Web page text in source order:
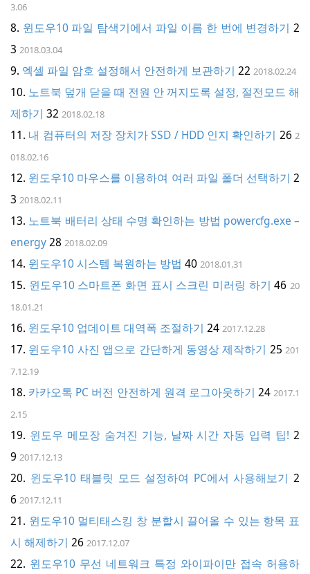
3.06
윈도우10 파일 탐색기에서 파일 이름 한 번에 변경하기 2
3 2018.03.04
엑셀 파일 암호 설정해서 안전하게 보관하기 22 2018.02.24
노트북 덮개 닫을 때 전원 안 꺼지도록 설정, 절전모드 해
제하기 32 2018.02.18
내 컴퓨터의 저장 장치가 SSD / HDD 인지 확인하기 262
018.02.16
윈도우10 마우스를 이용하여 여러 파일 폴더 선택하기 2
3 2018.02.11
노트북 배터리 상태 수명 확인하는 방법 powercfg.exe –
energy28 2018.02.09
윈도우10 시스템 복원하는 방법 40 2018.01.31
윈도우10 스마트폰 화면 표시 스크린 미러링 하기 4620
18.01.21
윈도우10 업데이트 대역폭 조절하기 24 2017.12.28
윈도우10 사진 앱으로 간단하게 동영상 제작하기 25 201
7.12.19
카카오톡 PC 버전 안전하게 원격 로그아웃하기 24 2017.1
2.15
윈도우 메모장 숨겨진 기능, 날짜 시간 자동 입력 팁! 2
9 2017.12.13
윈도우10 태블릿 모드 설정하여 PC에서 사용해보기 2
6 2017.12.11
윈도우10 멀티태스킹 창 분할시 끌어올 수 있는 항목 표
시 해제하기 26 2017.12.07
윈도우10 무선 네트워크 특정 와이파이만 접속 허용하